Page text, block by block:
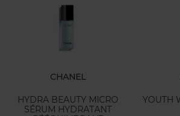
CHANEL
HYDRA BEAUTY MICRO
SÉRUM HYDRATANT
YOUTH